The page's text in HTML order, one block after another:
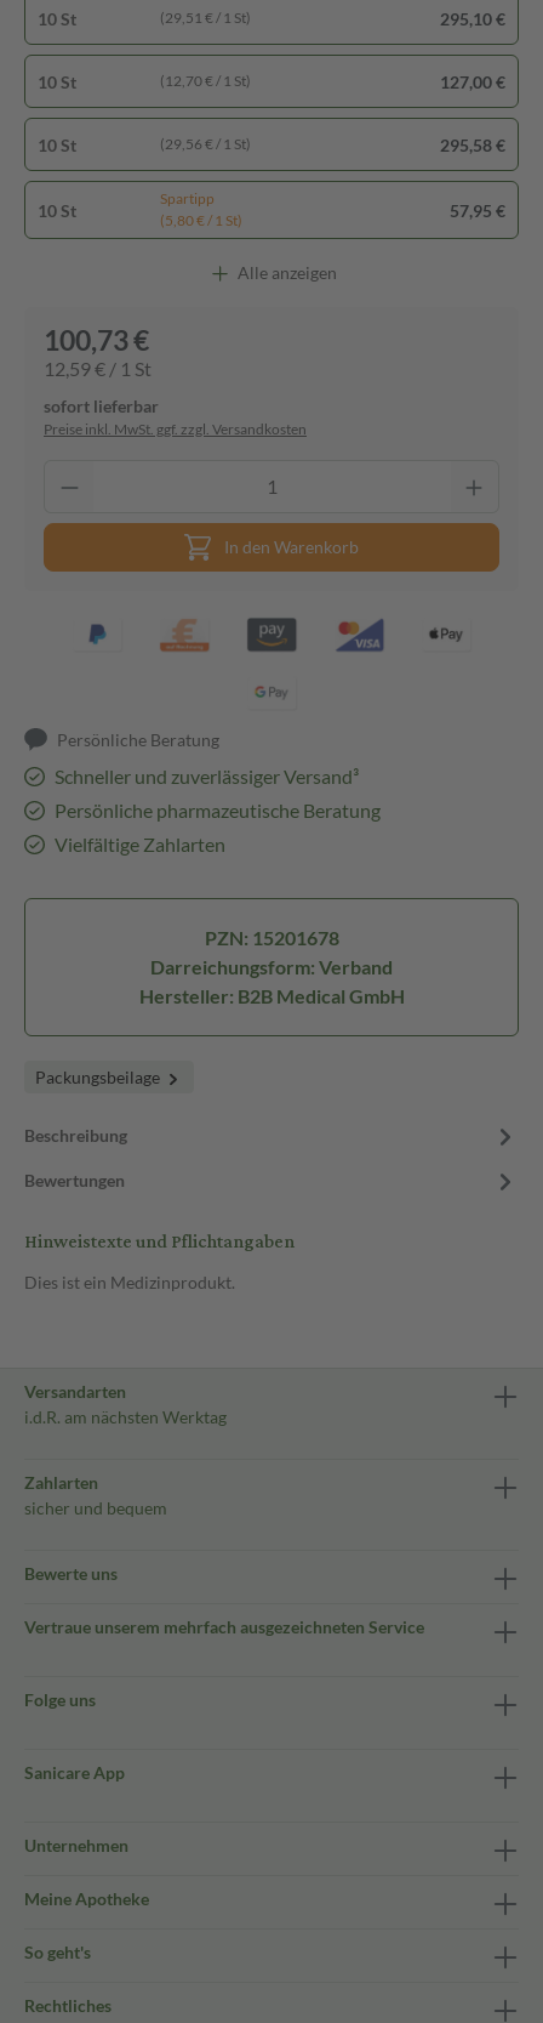
10 St (29,51 € / 1 St) 295,10 €
10 St (12,70 € / 1 St) 127,00 €
10 St (29,56 € / 1 St) 295,58 €
10 St
Spartipp
(5,80 € / 1 St)
57,95 €
Alle anzeigen
100,73 €
12,59 € / 1 St
sofort lieferbar
Preise inkl. MwSt. ggf. zzgl. Versandkosten
In den Warenkorb
Persönliche Beratung
Schneller und zuverlässiger Versand³
Persönliche pharmazeutische Beratung
Vielfältige Zahlarten
PZN: 15201678
Darreichungsform: Verband
Hersteller: B2B Medical GmbH
Packungsbeilage
Beschreibung
Bewertungen
Hinweistexte und Pflichtangaben
Dies ist ein Medizinprodukt.
Versandarten
i.d.R. am nächsten Werktag
Zahlarten
sicher und bequem
Bewerte uns
Vertraue unserem mehrfach ausgezeichneten Service
Folge uns
Sanicare App
Unternehmen
Meine Apotheke
So geht's
Rechtliches